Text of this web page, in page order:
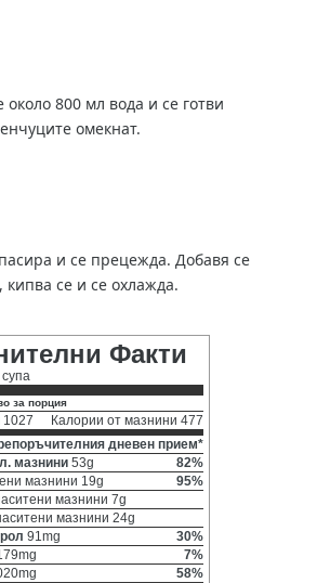
около 800 мл вода и се готви
омекнат.
и се прецежда. Добавя се
кипва се и се охлажда.
Факти
за порция
1027
Калории от мазнини 477
дневен прием*
мазнини 53g
82%
мазнини 19g
95%
мазнини 7g
мазнини 24g
91mg
30%
7%
58%